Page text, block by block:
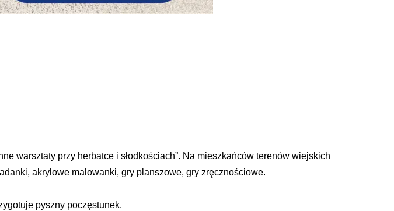
warsztaty przy herbatce i słodkościach”. Na mieszkańców terenów wiejskich
akrylowe malowanki, gry planszowe, gry zręcznościowe.
pyszny poczęstunek.